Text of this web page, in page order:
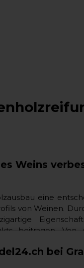
Weins
eine
von Weinen.
beitragen. Von
während der
bei